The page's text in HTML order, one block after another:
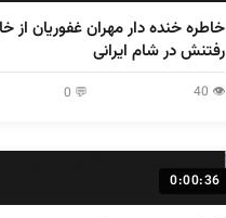
خاطره خنده دار مهران غفوریان از
رفتنش در شام ایرانی
👁 40
💬 0
0:00:36